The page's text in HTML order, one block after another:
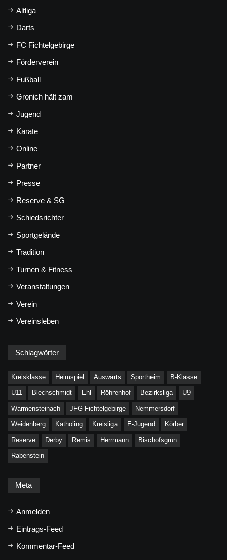
Altliga
Darts
FC Fichtelgebirge
Förderverein
Fußball
Gronich hält zam
Jugend
Karate
Online
Partner
Presse
Reserve & SG
Schiedsrichter
Sportgelände
Tradition
Turnen & Fitness
Veranstaltungen
Verein
Vereinsleben
Schlagwörter
Kreisklasse Heimspiel Auswärts Sportheim B-Klasse
U11 Blechschmidt Ehl Röhrenhof Bezirksliga U9
Warmensteinach JFG Fichtelgebirge Nemmersdorf
Weidenberg Katholing Kreisliga E-Jugend Körber
Reserve Derby Remis Herrmann Bischofsgrün
Rabenstein
Meta
Anmelden
Eintrags-Feed
Kommentar-Feed